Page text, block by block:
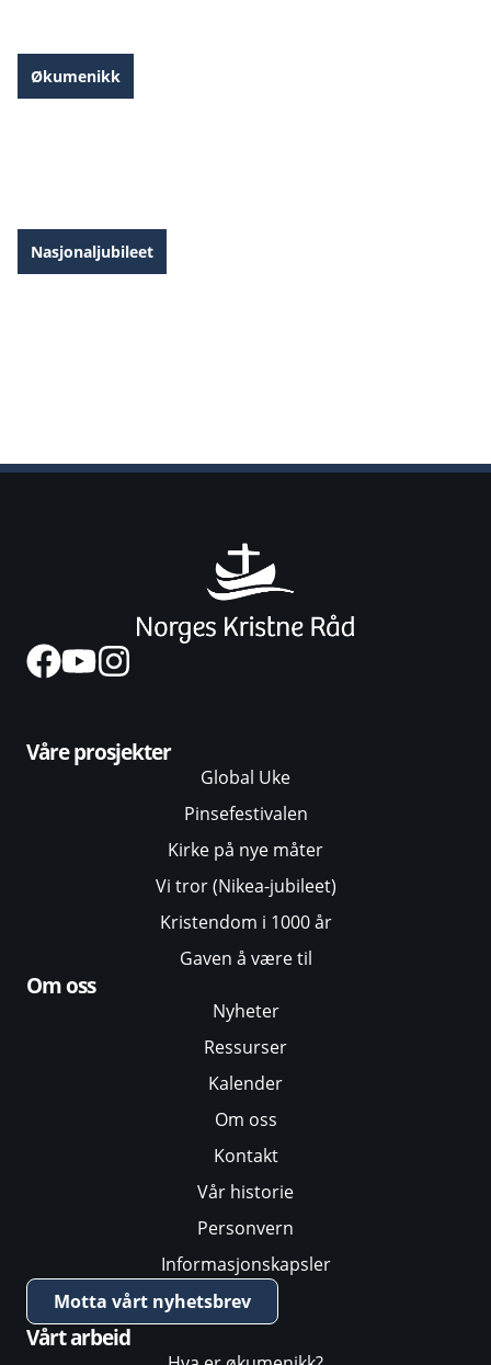
Økumenikk
Nasjonaljubileet
Våre prosjekter
Global Uke
Pinsefestivalen
Kirke på nye måter
Vi tror (Nikea-jubileet)
Kristendom i 1000 år
Gaven å være til
Om oss
Nyheter
Ressurser
Kalender
Om oss
Kontakt
Vår historie
Personvern
Informasjonskapsler
Motta vårt nyhetsbrev
Vårt arbeid